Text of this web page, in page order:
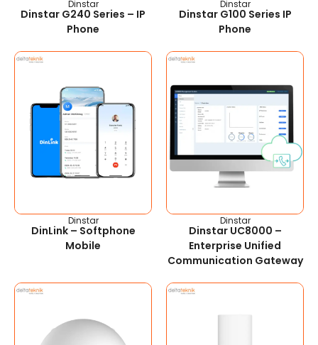
Dinstar
Dinstar G240 Series – IP
Phone
Dinstar
Dinstar G100 Series IP
Phone
Dinstar
DinLink – Softphone
Mobile
Dinstar
Dinstar UC8000 –
Enterprise Unified
Communication Gateway